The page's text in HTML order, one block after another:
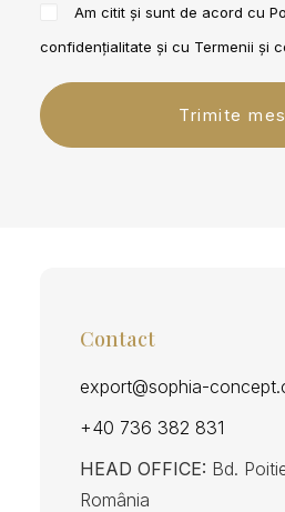
Am citit și sunt de acord cu
confidențialitate și cu Termenii și
Contact
export@sophia-
+40 736 382 831
HEAD OFFICE: Bd.
România